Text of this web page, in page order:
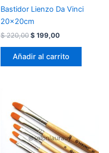
Bastidor Lienzo Da Vinci
20x20cm
$220,00El
original
era:
$ 199,00El
actual
es:
Añadir al carrito